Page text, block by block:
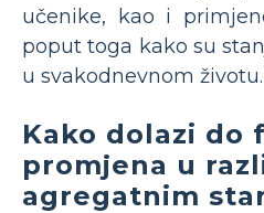
učenike, kao i
poput toga kako su
u svakodnevnom životu.
Kako dolazi do
promjena u
agregatnim